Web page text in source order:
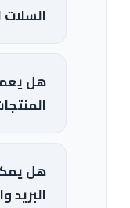
هل
هل
البريد